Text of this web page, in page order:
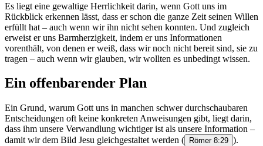
Es liegt eine gewaltige Herrlichkeit darin, wenn Gott uns im
Rückblick erkennen lässt, dass er schon die ganze Zeit seinen Willen
erfüllt hat – auch wenn wir ihn nicht sehen konnten. Und zugleich
erweist er uns Barmherzigkeit, indem er uns Informationen
vorenthält, von denen er weiß, dass wir noch nicht bereit sind, sie zu
tragen – auch wenn wir glauben, wir wollten es unbedingt wissen.
Ein offenbarender Plan
Ein Grund, warum Gott uns in manchen schwer durchschaubaren
Entscheidungen oft keine konkreten Anweisungen gibt, liegt darin,
dass ihm unsere Verwandlung wichtiger ist als unsere Information –
damit wir dem Bild Jesu gleichgestaltet werden ( Römer 8:29 ).